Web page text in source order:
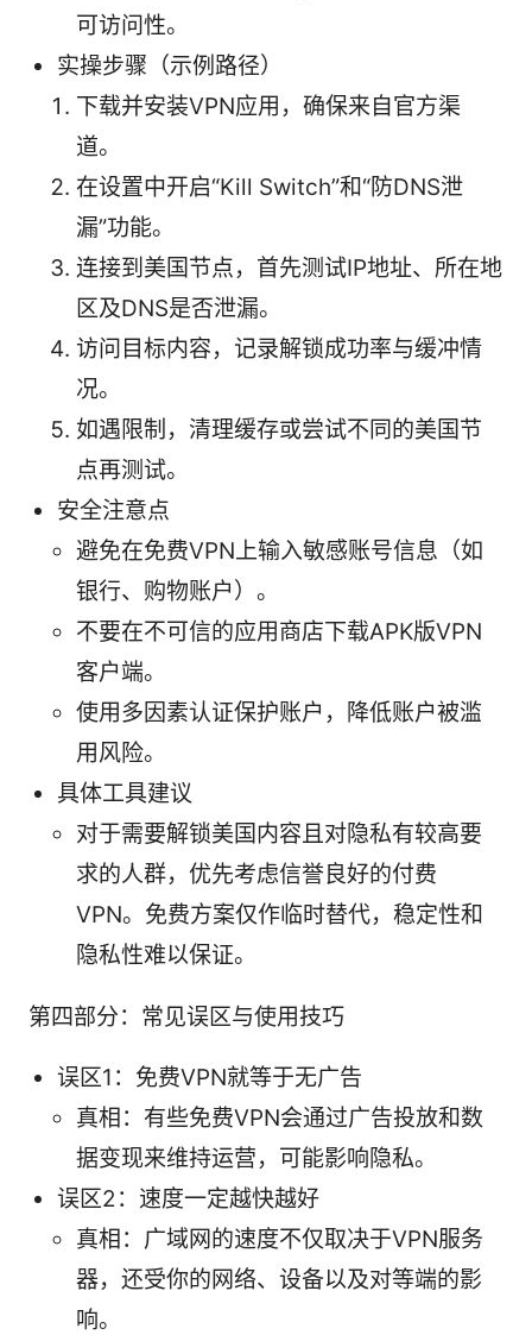
可访问性。
实操步骤（示例路径）
下载并安装VPN应用，确保来自官方渠
道。
在设置中开启“Kill Switch”和“防DNS泄
漏”功能。
连接到美国节点，首先测试IP地址、所在地
区及DNS是否泄漏。
访问目标内容，记录解锁成功率与缓冲情
况。
如遇限制，清理缓存或尝试不同的美国节
点再测试。
安全注意点
避免在免费VPN上输入敏感账号信息（如
银行、购物账户）。
不要在不可信的应用商店下载APK版VPN
客户端。
使用多因素认证保护账户，降低账户被滥
用风险。
具体工具建议
对于需要解锁美国内容且对隐私有较高要
求的人群，优先考虑信誉良好的付费
VPN。免费方案仅作临时替代，稳定性和
隐私性难以保证。
第四部分：常见误区与使用技巧
误区1：免费VPN就等于无广告
真相：有些免费VPN会通过广告投放和数
据变现来维持运营，可能影响隐私。
误区2：速度一定越快越好
真相：广域网的速度不仅取决于VPN服务
器，还受你的网络、设备以及对等端的影
响。